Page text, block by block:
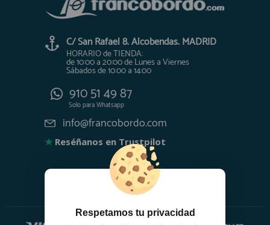
C/ San Rafael 8. Alcobendas. MADRID
HORARIO de TIENDA:
de 10:00 a 20:00 de Lunes a Viernes
Sábados de 10:00 a 14:00
910 51 49 87
Solo paraWhatsapp
info@francobordo.com
★ Reséñanos en Trustpilot
Respetamos tu privacidad